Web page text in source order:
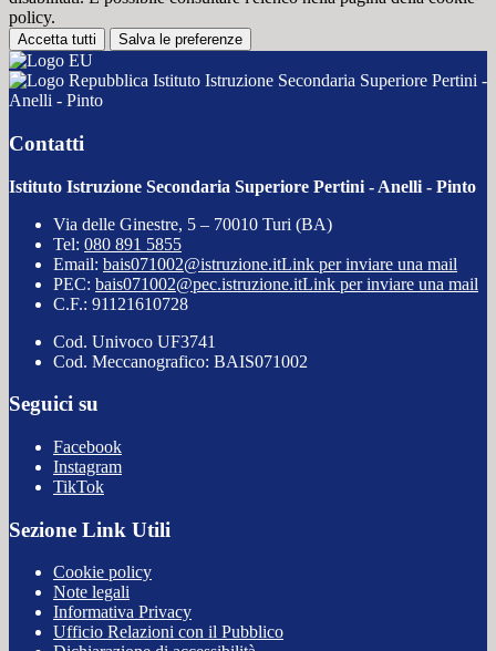
policy.
Accetta tutti Salva le preferenze
Istituto Istruzione Secondaria Superiore Pertini -
Anelli - Pinto
Contatti
Istituto Istruzione Secondaria Superiore Pertini - Anelli - Pinto
Via delle Ginestre, 5 – 70010 Turi (BA)
Tel: 080 891 5855
Email: bais071002@istruzione.itLink per inviare una mail
PEC: bais071002@pec.istruzione.itLink per inviare una mail
C.F.: 91121610728
Cod. Univoco UF3741
Cod. Meccanografico: BAIS071002
Seguici su
Facebook
Instagram
TikTok
Sezione Link Utili
Cookie policy
Note legali
Informativa Privacy
Ufficio Relazioni con il Pubblico